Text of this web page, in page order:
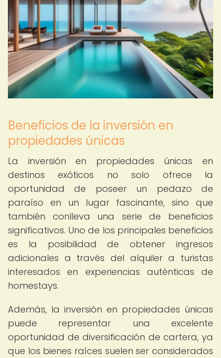
Beneficios de la inversión en
propiedades únicas
La inversión en propiedades únicas en
destinos exóticos no solo ofrece la
oportunidad de poseer un pedazo de
paraíso en un lugar fascinante, sino que
también conlleva una serie de beneficios
significativos. Uno de los principales beneficios
es la posibilidad de obtener ingresos
adicionales a través del alquiler a turistas
interesados en experiencias auténticas de
homestays.
Además, la inversión en propiedades únicas
puede representar una excelente
oportunidad de diversificación de cartera, ya
que los bienes raíces suelen ser considerados